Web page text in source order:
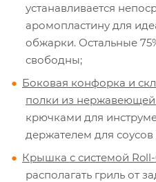
устанавливается
аромопластину для
обжарки. Остальные
свободны;
Боковая конфорка и
полки из нержавеющей
крючками для
держателем для
Крышка с системой
располагать гриль от